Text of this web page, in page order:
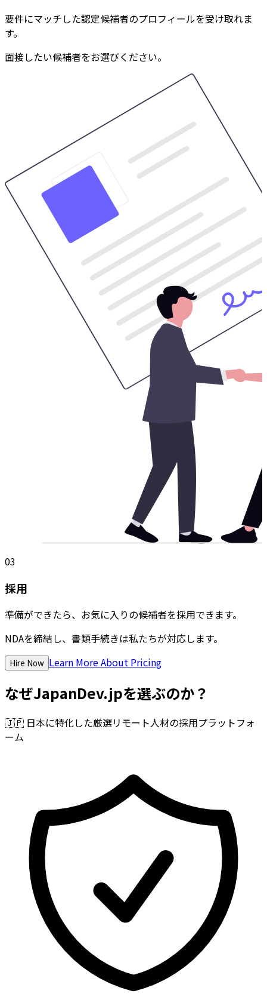
要件にマッチした認定候補者のプロフィールを受け取れま
す。
面接したい候補者をお選びください。
03
採用
準備ができたら、お気に入りの候補者を採用できます。
NDAを締結し、書類手続きは私たちが対応します。
Hire Now Learn More About Pricing
なぜJapanDev.jpを選ぶのか？
🇯🇵 日本に特化した厳選リモート人材の採用プラットフォ
ーム